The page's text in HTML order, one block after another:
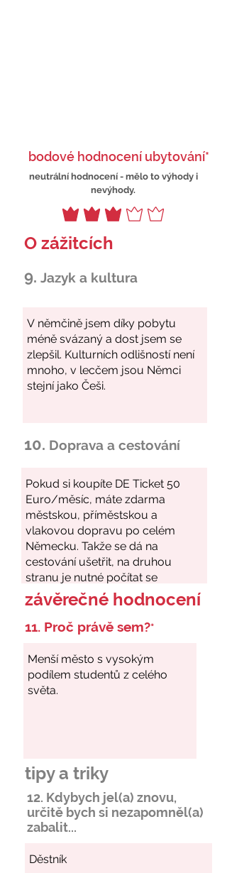
bodové hodnocení ubytování*
neutrální hodnocení - mělo to výhody i
nevýhody.
O zážitcích
9. Jazyk a kultura
10. Doprava a cestování
závěrečné hodnocení
11. Proč právě sem?*
tipy a triky
12. Kdybych jel(a) znovu,
určitě bych si nezapomněl(a)
zabalit...